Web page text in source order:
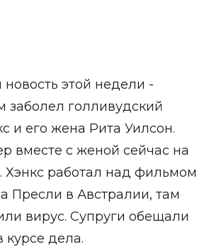
этой недели -
заболел голливудский
и его жена Рита Уилсон.
вместе с женой сейчас на
Хэнкс работал над фильмом
Пресли в Австралии, там
вирус. Супруги обещали
курсе дела.